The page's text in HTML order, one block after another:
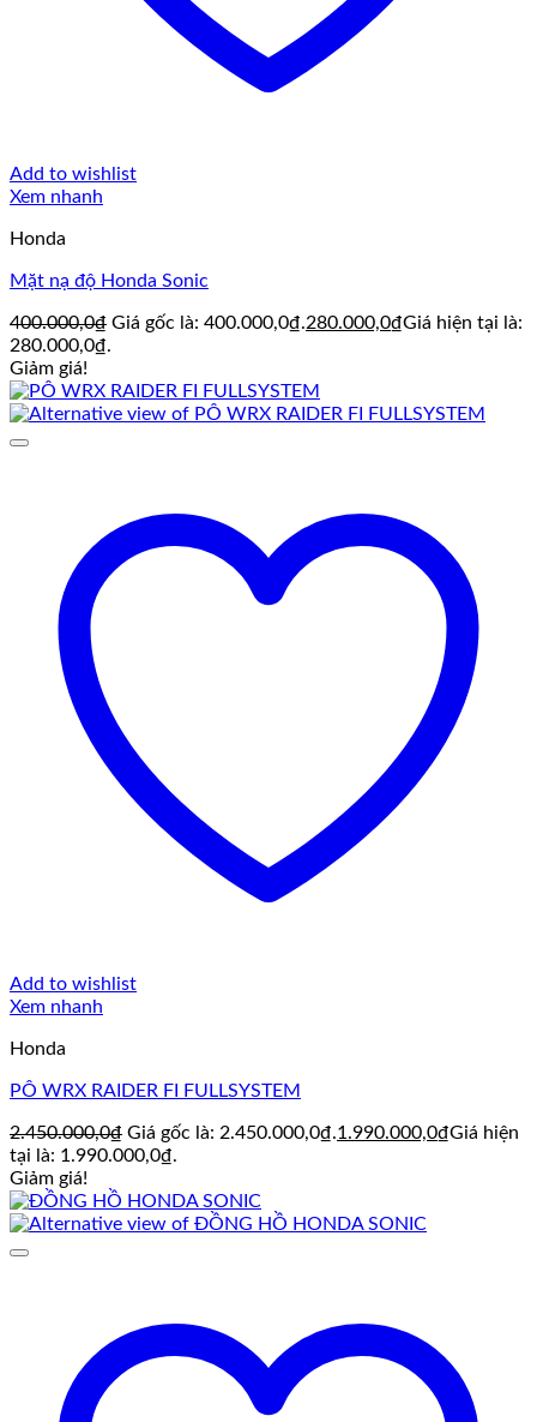
Add to wishlist
Xem nhanh
Honda
Mặt nạ độ Honda Sonic
400.000,0₫ Giá gốc là: 400.000,0₫.280.000,0₫Giá hiện tại là:
280.000,0₫.
Giảm giá!
Add to wishlist
Xem nhanh
Honda
PÔ WRX RAIDER FI FULLSYSTEM
2.450.000,0₫ Giá gốc là: 2.450.000,0₫.1.990.000,0₫Giá hiện
tại là: 1.990.000,0₫.
Giảm giá!